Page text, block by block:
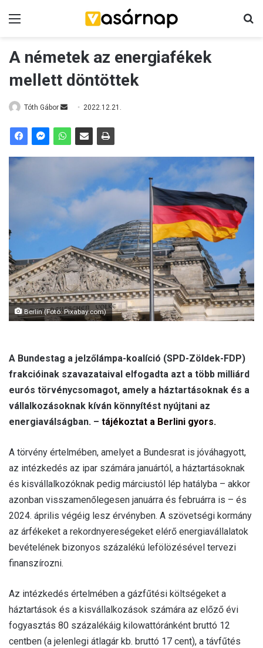
A németek az energiafékek
mellett döntöttek
Tóth Gábor
m
l
2022.12.21.
Berlin (Fotó: Pixabay.com)
A Bundestag a jelzőlámpa-koalíció (SPD-Zöldek-FDP)
frakcióinak szavazataival elfogadta azt a több milliárd
eurós törvénycsomagot, amely a háztartásoknak és a
vállalkozásoknak kíván könnyítést nyújtani az
energiaválságban. – tájékoztat a Berlini gyors.
A törvény értelmében, amelyet a Bundesrat is jóváhagyott,
az intézkedés az ipar számára januártól, a háztartásoknak
és kisvállalkozóknak pedig márciustól lép hatályba – akkor
azonban visszamenőlegesen januárra és februárra is – és
2024. április végéig lesz érvényben. A szövetségi kormány
az árfékeket a rekordnyereségeket elérő energiavállalatok
bevételének bizonyos százalékú lefölözésével tervezi
finanszírozni.
Az intézkedés értelmében a gázfűtési költségeket a
háztartások és a kisvállalkozások számára az előző évi
fogyasztás 80 százalékáig kilowattóránként bruttó 12
centben (a jelenlegi átlagár kb. bruttó 17 cent), a távfűtés